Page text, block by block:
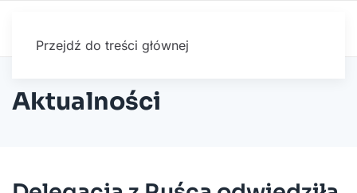
Przejdź do treści głównej
Aktualności